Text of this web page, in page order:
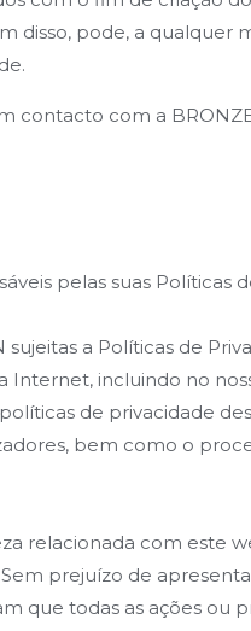
disso, pode, a
contacto com a
pelas suas
a Políticas de
Internet, incluindo no
de privacidade
bem como o
relacionada com este
prejuízo de
que todas as ações ou